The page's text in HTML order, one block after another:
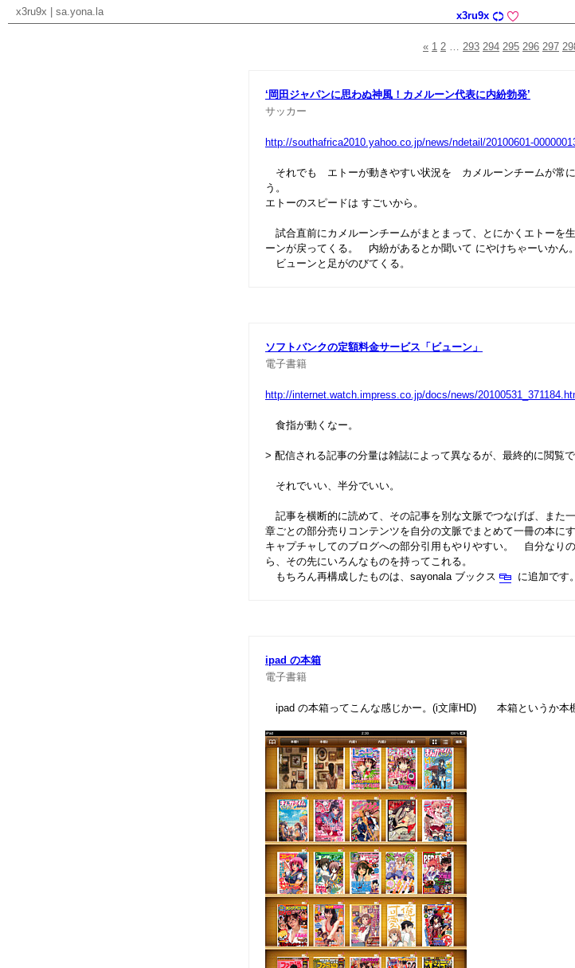
x3ru9x sa.yona.la x3ru9x
« 1 2 … 293 294 295 296 297
‘岡田ジャパンに思わぬ神風！カメルーン代表に内紛勃発’
サッカー
http://southafrica2010.yahoo.co.jp/news/ndetail/20100601-
それでも エトーが動きやすい状況を カメルーンチームが常
う。
エトーのスピードは すごいから。
試合直前にカメルーンチームがまとまって、とにかくエトー
ーンが戻ってくる。 内紛があるとか聞いて にやけちゃーいかん。
ビューンと足がのびてくる。
ソフトバンクの定額料金サービス「ビューン」
電子書籍
http://internet.watch.impress.co.jp/docs/news/
食指が動くなー。
> 配信される記事の分量は雑誌によって異なるが、最終的に閲覧
それでいい、半分でいい。
記事を横断的に読めて、その記事を別な文脈でつなげば、また一
章ごとの部分売りコンテンツを自分の文脈でまとめて一冊の本にす
キャプチャしてのブログへの部分引用もやりやすい。 自分なり
ら、その先にいろんなものを持ってこれる。
もちろん再構成したものは、sayonala ブックス
に追加です。
ipad の本箱
電子書籍
ipad の本箱ってこんな感じかー。(i文庫HD) 本箱というか本